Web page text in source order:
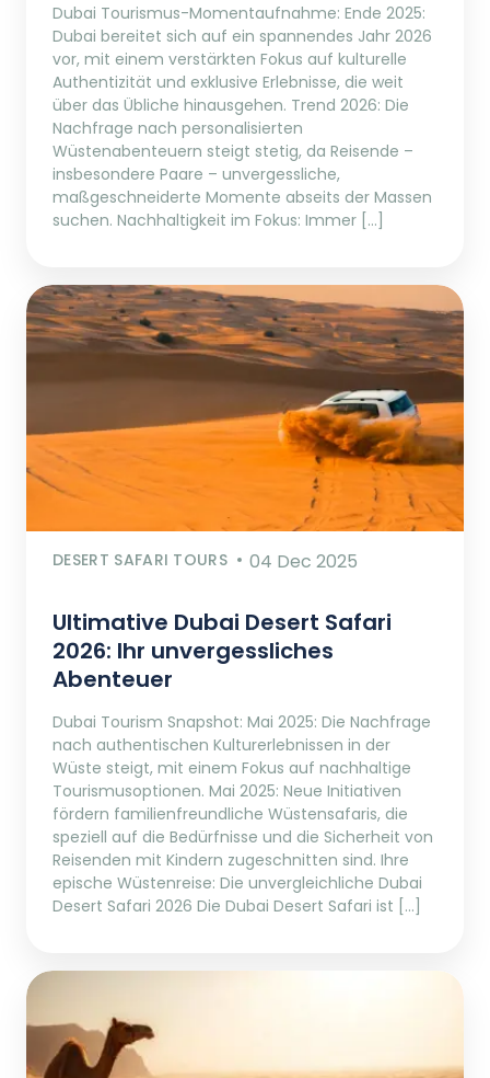
Dubai Tourismus-Momentaufnahme: Ende 2025:
Dubai bereitet sich auf ein spannendes Jahr 2026
vor, mit einem verstärkten Fokus auf kulturelle
Authentizität und exklusive Erlebnisse, die weit
über das Übliche hinausgehen. Trend 2026: Die
Nachfrage nach personalisierten
Wüstenabenteuern steigt stetig, da Reisende –
insbesondere Paare – unvergessliche,
maßgeschneiderte Momente abseits der Massen
suchen. Nachhaltigkeit im Fokus: Immer […]
DESERT SAFARI TOURS 04 Dec 2025
Ultimative Dubai Desert Safari
2026: Ihr unvergessliches
Abenteuer
Dubai Tourism Snapshot: Mai 2025: Die Nachfrage
nach authentischen Kulturerlebnissen in der
Wüste steigt, mit einem Fokus auf nachhaltige
Tourismusoptionen. Mai 2025: Neue Initiativen
fördern familienfreundliche Wüstensafaris, die
speziell auf die Bedürfnisse und die Sicherheit von
Reisenden mit Kindern zugeschnitten sind. Ihre
epische Wüstenreise: Die unvergleichliche Dubai
Desert Safari 2026 Die Dubai Desert Safari ist […]